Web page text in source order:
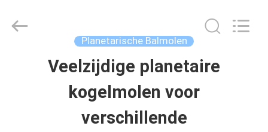
PRODUCTEN
Tianchuang
Powder
Planetarische Balmolen
Veelzijdige planetaire
kogelmolen voor
verschillende